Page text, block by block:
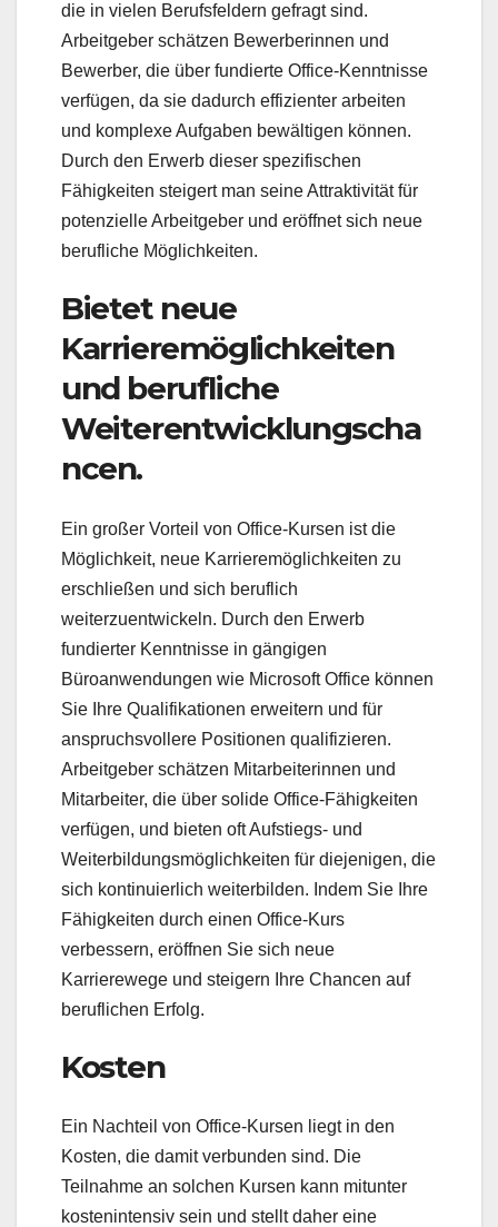
die in vielen Berufsfeldern gefragt sind.
Arbeitgeber schätzen Bewerberinnen und
Bewerber, die über fundierte Office-Kenntnisse
verfügen, da sie dadurch effizienter arbeiten
und komplexe Aufgaben bewältigen können.
Durch den Erwerb dieser spezifischen
Fähigkeiten steigert man seine Attraktivität für
potenzielle Arbeitgeber und eröffnet sich neue
berufliche Möglichkeiten.
Bietet neue
Karrieremöglichkeiten
und berufliche
Weiterentwicklungscha
ncen.
Ein großer Vorteil von Office-Kursen ist die
Möglichkeit, neue Karrieremöglichkeiten zu
erschließen und sich beruflich
weiterzuentwickeln. Durch den Erwerb
fundierter Kenntnisse in gängigen
Büroanwendungen wie Microsoft Office können
Sie Ihre Qualifikationen erweitern und für
anspruchsvollere Positionen qualifizieren.
Arbeitgeber schätzen Mitarbeiterinnen und
Mitarbeiter, die über solide Office-Fähigkeiten
verfügen, und bieten oft Aufstiegs- und
Weiterbildungsmöglichkeiten für diejenigen, die
sich kontinuierlich weiterbilden. Indem Sie Ihre
Fähigkeiten durch einen Office-Kurs
verbessern, eröffnen Sie sich neue
Karrierewege und steigern Ihre Chancen auf
beruflichen Erfolg.
Kosten
Ein Nachteil von Office-Kursen liegt in den
Kosten, die damit verbunden sind. Die
Teilnahme an solchen Kursen kann mitunter
kostenintensiv sein und stellt daher eine